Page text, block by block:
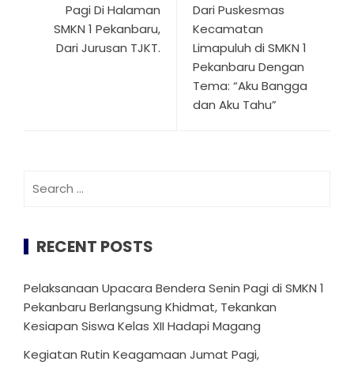
Pagi Di Halaman
SMKN 1 Pekanbaru,
Dari Jurusan TJKT.
Dari Puskesmas
Kecamatan
Limapuluh di SMKN 1
Pekanbaru Dengan
Tema: “Aku Bangga
dan Aku Tahu”
for:
RECENT POSTS
Pelaksanaan Upacara Bendera Senin Pagi di SMKN 1
Pekanbaru Berlangsung Khidmat, Tekankan
Kesiapan Siswa Kelas XII Hadapi Magang
Kegiatan Rutin Keagamaan Jumat Pagi,